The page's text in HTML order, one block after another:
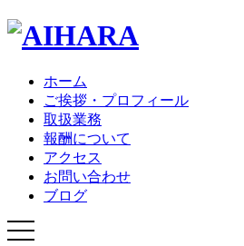
ホーム
ご挨拶・プロフィール
取扱業務
報酬について
アクセス
お問い合わせ
ブログ